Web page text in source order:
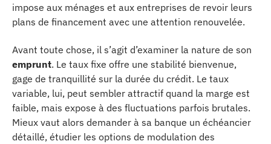
impose aux ménages et aux entreprises de revoir leurs
plans de financement avec une attention renouvelée.
Avant toute chose, il s’agit d’examiner la nature de son
emprunt. Le taux fixe offre une stabilité bienvenue,
gage de tranquillité sur la durée du crédit. Le taux
variable, lui, peut sembler attractif quand la marge est
faible, mais expose à des fluctuations parfois brutales.
Mieux vaut alors demander à sa banque un échéancier
détaillé, étudier les options de modulation des